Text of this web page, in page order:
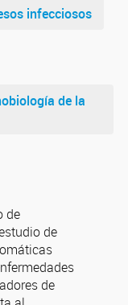
infecciosos
de la
de
de
de